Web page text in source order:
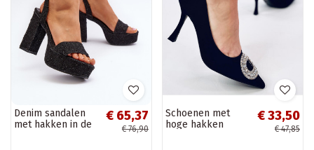
Denim sandalen
met hakken in de
€ 65,37
€ 76,90
Schoenen met
hoge hakken
€ 33,50
€ 47,85